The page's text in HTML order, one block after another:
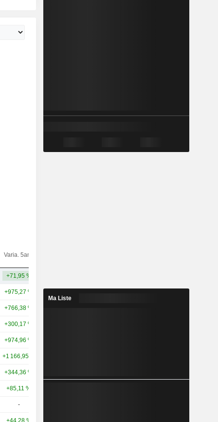
Varia. 5ans
+71,95 %
+975,27 %
+766,38 %
+300,17 %
+974,96 %
+1 166,95 %
+344,36 %
+85,11 %
-
+44,28 %
Ma Liste